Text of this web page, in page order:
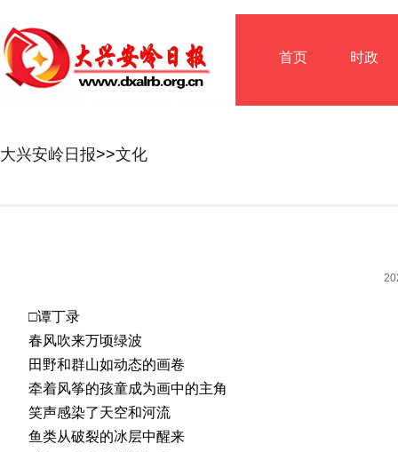
首页 时政
大兴安岭日报>>文化
□谭丁录
春风吹来万顷绿波
田野和群山如动态的画卷
牵着风筝的孩童成为画中的主角
笑声感染了天空和河流
鱼类从破裂的冰层中醒来